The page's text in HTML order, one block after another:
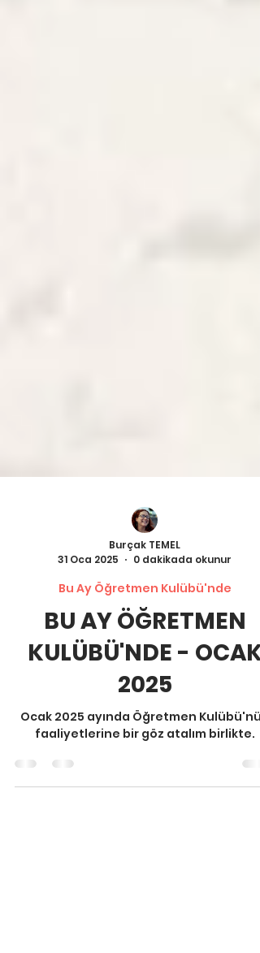
Burçak TEMEL
31 Oca 2025
0 dakikada okunur
Bu Ay Öğretmen Kulübü'nde
BU AY ÖĞRETMEN
KULÜBÜ'NDE - OCAK
2025
Ocak 2025 ayında Öğretmen
faaliyetlerine bir göz atalım birlikte.